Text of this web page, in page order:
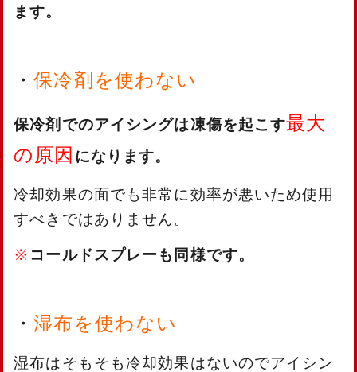
ます。
・保冷剤を使わない
保冷剤でのアイシングは凍傷を起こす最大
の原因 になります。
冷却効果の面でも非常に効率が悪いため使用
すべきではありません。
※ コールドスプレー も同様です。
・湿布を使わない
湿布はそもそも冷却効果はないのでアイシン